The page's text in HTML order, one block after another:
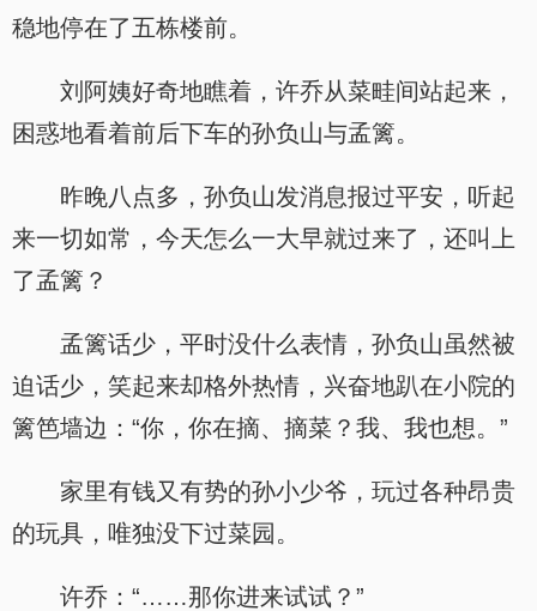
稳地停在了五栋楼前。
刘阿姨好奇地瞧着，许乔从菜畦间站起来，
困惑地看着前后下车的孙负山与孟篱。
昨晚八点多，孙负山发消息报过平安，听起
来一切如常，今天怎么一大早就过来了，还叫上
了孟篱？
孟篱话少，平时没什么表情，孙负山虽然被
迫话少，笑起来却格外热情，兴奋地趴在小院的
篱笆墙边：“你，你在摘、摘菜？我、我也想。”
家里有钱又有势的孙小少爷，玩过各种昂贵
的玩具，唯独没下过菜园。
许乔：“……那你进来试试？”